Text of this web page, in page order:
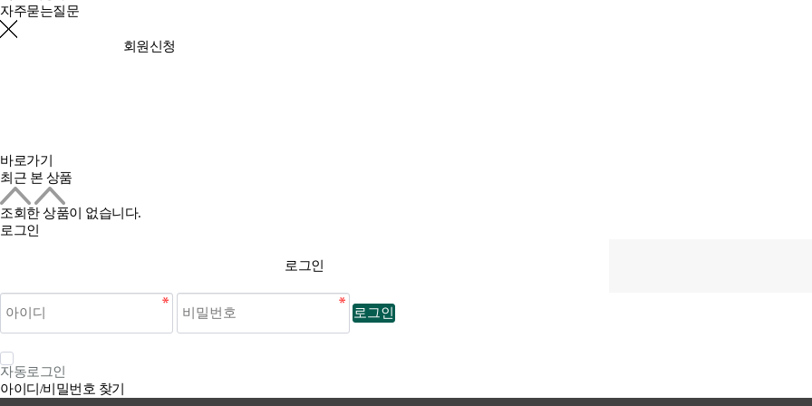
자주묻는질문
회원신청
바로가기
최근 본 상품
조회한 상품이 없습니다.
로그인
로그인
로그인
자동로그인
아이디/비밀번호 찾기